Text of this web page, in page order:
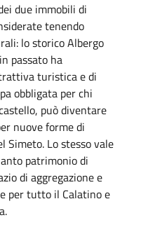
due immobili di
tenendo
lo storico Albergo
passato ha
turistica e di
obbligata per chi
può diventare
nuove forme di
Simeto. Lo stesso vale
patrimonio di
di aggregazione e
per tutto il Calatino e